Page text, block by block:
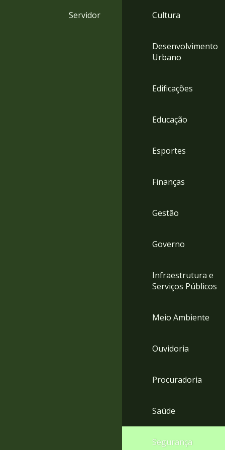
Servidor Cultura
Desenvolvimento
Urbano
Edificações
Educação
Esportes
Finanças
Gestão
Governo
Infraestrutura e
Serviços Públicos
Meio Ambiente
Ouvidoria
Procuradoria
Saúde
Segurança